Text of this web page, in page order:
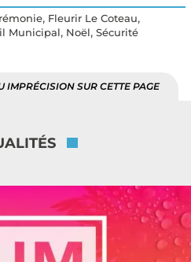
, Fleurir Le Coteau,
Municipal, Noël, Sécurité
IMPRÉCISION SUR CETTE PAGE